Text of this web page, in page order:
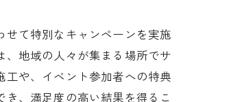
て特別なキャンペーンを実施
地域の人々が集まる場所でサ
や、イベント参加者への特典
、満足度の高い結果を得るこ